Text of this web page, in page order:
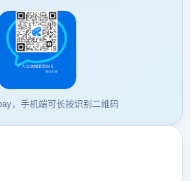
，手机端可长按识别二维码